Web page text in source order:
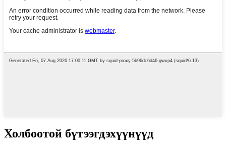
Холбоотой бүтээгдэхүүнүүд